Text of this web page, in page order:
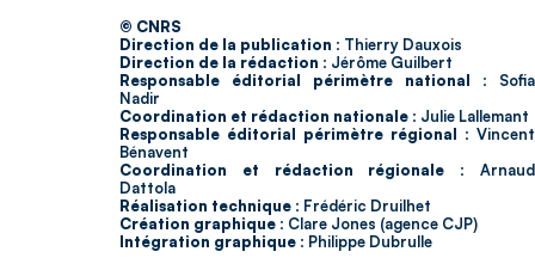
© CNRS
Direction de la publication : Thierry Dauxois
Direction de la rédaction : Jérôme Guilbert
Responsable éditorial périmètre national : Sofia
Nadir
Coordination et rédaction nationale : Julie Lallemant
Responsable éditorial périmètre régional : Vincent
Bénavent
Coordination et rédaction régionale : Arnaud
Dattola
Réalisation technique : Frédéric Druilhet
Création graphique : Clare Jones (agence CJP)
Intégration graphique : Philippe Dubrulle